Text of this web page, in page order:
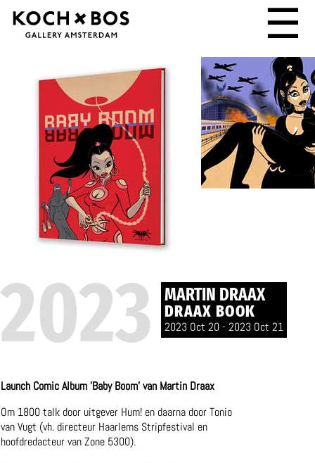
☰
2023 MARTIN DRAAX
DRAAX BOOK
2023 Oct 20 - 2023 Oct 21
Launch Comic Album 'Baby Boom' van Martin Draax
Om 1800 talk door uitgever Hum! en daarna door Tonio
van Vugt (vh. directeur Haarlems Stripfestival en
hoofdredacteur van Zone 5300).